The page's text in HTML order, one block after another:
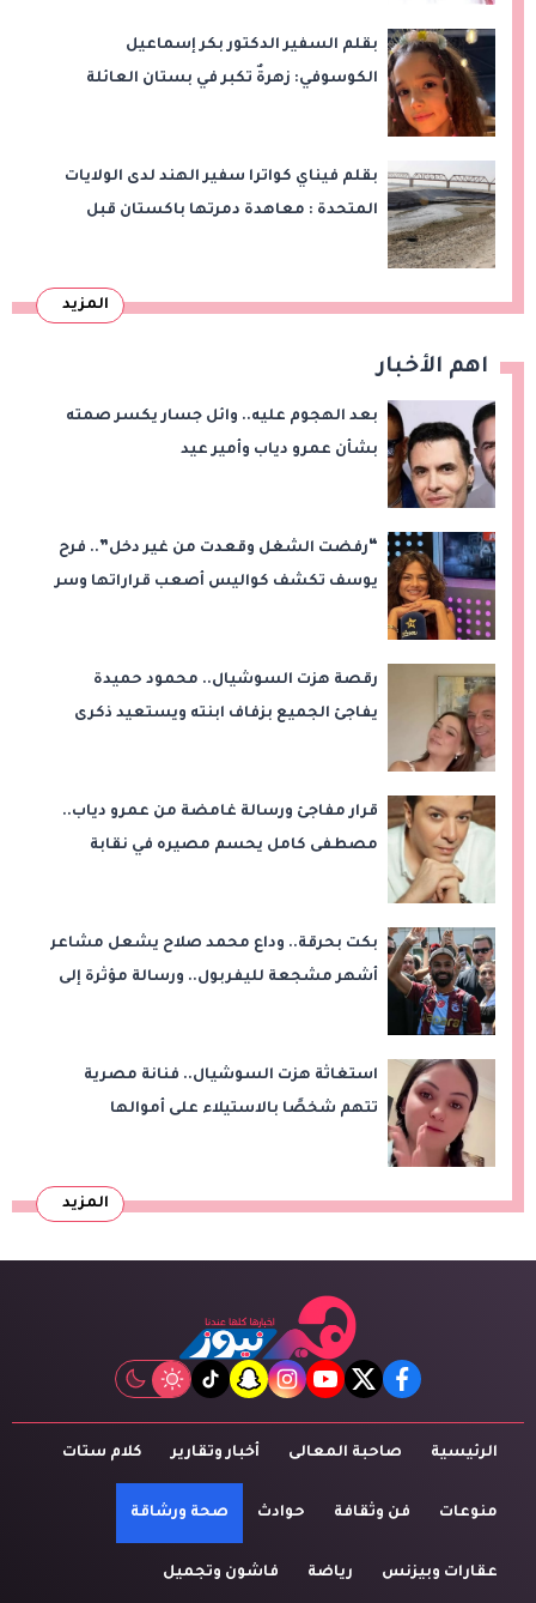
بقلم السفير الدكتور بكر إسماعيل
الكوسوفي: زهرةٌ تكبر في بستان العائلة
بقلم فيناي كواترا سفير الهند لدى الولايات
المتحدة : معاهدة دمرتها باكستان قبل
المزيد
اهم الأخبار
بعد الهجوم عليه.. وائل جسار يكسر صمته
بشأن عمرو دياب وأمير عيد
“رفضت الشغل وقعدت من غير دخل”.. فرح
يوسف تكشف كواليس أصعب قراراتها وسر
رقصة هزت السوشيال.. محمود حميدة
يفاجئ الجميع بزفاف ابنته ويستعيد ذكرى
قرار مفاجئ ورسالة غامضة من عمرو دياب..
مصطفى كامل يحسم مصيره في نقابة
بكت بحرقة.. وداع محمد صلاح يشعل مشاعر
أشهر مشجعة لليفربول.. ورسالة مؤثرة إلى
استغاثة هزت السوشيال.. فنانة مصرية
تتهم شخصًا بالاستيلاء على أموالها
المزيد
facebook
twitter
youtube
instagram
snapchat
tiktok
الرئيسية صاحبة المعالى أخبار وتقارير كلام ستات
منوعات فن وثقافة حوادث صحة ورشاقة
عقارات وبيزنس رياضة فاشون وتجميل